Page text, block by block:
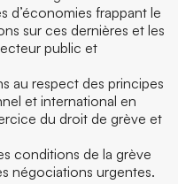
d’économies frappant le
sur ces dernières et les
public et
au respect des principes
et international en
du droit de grève et
conditions de la grève
négociations urgentes.